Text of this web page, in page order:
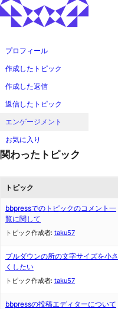
ス
ッ
プ
プロフィール
作成したトピック
作成した返信
返信したトピック
エンゲージメント
お気に入り
関わったトピック
トピック
bbpressでのトピックのコメント一
覧に関して
トピック作成者: taku57
プルダウンの所の文字サイズを小さ
くしたい
トピック作成者: taku57
bbpressの投稿エディターについて